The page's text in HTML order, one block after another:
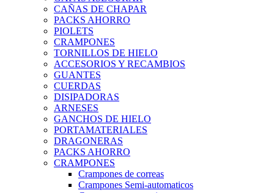
CAÑAS DE CHAPAR
PACKS AHORRO
PIOLETS
CRAMPONES
TORNILLOS DE HIELO
ACCESORIOS Y RECAMBIOS
GUANTES
CUERDAS
DISIPADORAS
ARNESES
GANCHOS DE HIELO
PORTAMATERIALES
DRAGONERAS
PACKS AHORRO
CRAMPONES
Crampones de correas
Crampones Semi-automaticos